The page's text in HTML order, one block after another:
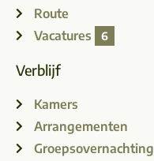
Route
Vacatures
6
Verblijf
Kamers
Arrangementen
Groepsovernachting